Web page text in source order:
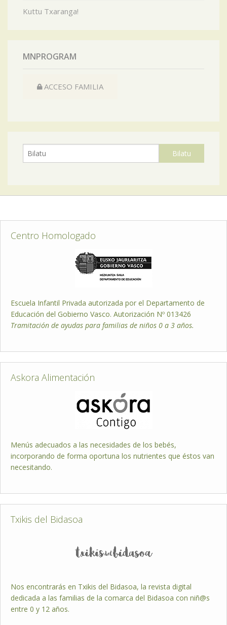
Kuttu Txaranga!
MNPROGRAM
ACCESO FAMILIA
Centro Homologado
Escuela Infantil Privada autorizada por el Departamento de
Educación del Gobierno Vasco. Autorización Nº 013426
Tramitación de ayudas para familias de niños 0 a 3 años.
Askora Alimentación
Menús adecuados a las necesidades de los bebés,
incorporando de forma oportuna los nutrientes que éstos van
necesitando.
Txikis del Bidasoa
Nos encontrarás en Txikis del Bidasoa, la revista digital
dedicada a las familias de la comarca del Bidasoa con niñ@s
entre 0 y 12 años.